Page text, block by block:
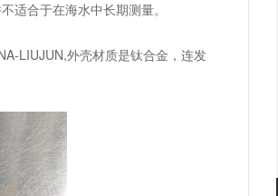
合于在海水中长期测量。
LIUJUN,外壳材质是钛合金，连发